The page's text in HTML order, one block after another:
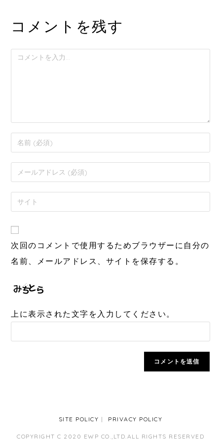
コメントを残す
次回のコメントで使用するためブラウザーに自分の
名前、メールアドレス、サイトを保存する。
上に表示された文字を入力してください。
SITE POLICY PRIVACY POLICY
COPYRIGHT C 2020 EWP CO.,LTD.ALL RIGHTS RESERVED